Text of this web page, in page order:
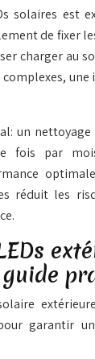
solaires est
de fixer
charger au
un
fois par
réduit les
garantir